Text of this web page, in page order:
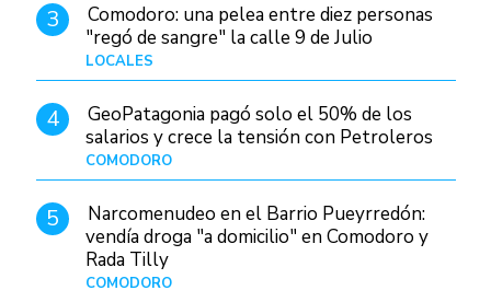
3
Comodoro: una pelea entre diez personas
"regó de sangre" la calle 9 de Julio
LOCALES
4
GeoPatagonia pagó solo el 50% de los
salarios y crece la tensión con Petroleros
COMODORO
5
Narcomenudeo en el Barrio Pueyrredón:
vendía droga "a domicilio" en Comodoro y
Rada Tilly
COMODORO